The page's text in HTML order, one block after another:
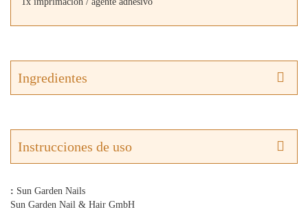
Ingredientes
Instrucciones de uso
: Sun Garden Nails
Sun Garden Nail & Hair GmbH